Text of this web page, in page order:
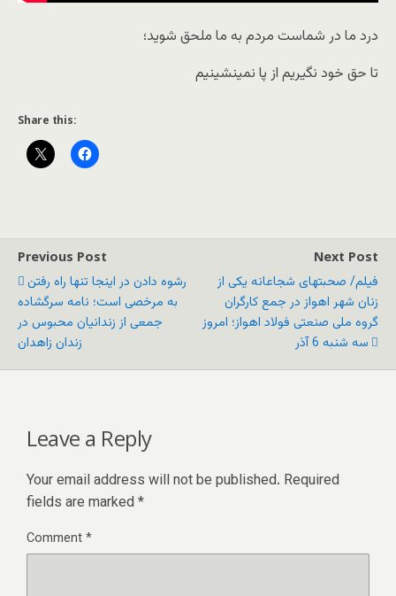
درد ما در شماست مردم به ما ملحق شوید؛
تا حق خود نگیریم از پا نمینشینیم
Share this:
Previous Post
رشوه دادن در اینجا تنها راه رفتن
به مرخصی است؛ نامه سرگشاده
جمعی از زندانیان محبوس در
زندان زاهدان
Next Post
فيلم/ صحبتهای شجاعانه یکی از
زنان شهر اهواز در جمع کارگران
گروه ملی صنعتی فولاد اهواز؛ امروز
سه شنبه 6 آذر
Leave a Reply
Your email address will not be published. Required
fields are marked *
Comment*